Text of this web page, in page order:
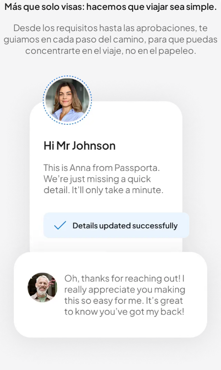
Más que solo visas: hacemos que viajar sea simple.
Desde los requisitos hasta las aprobaciones, te
guiamos en cada paso del camino, para que puedas
concentrarte en el viaje, no en el papeleo.